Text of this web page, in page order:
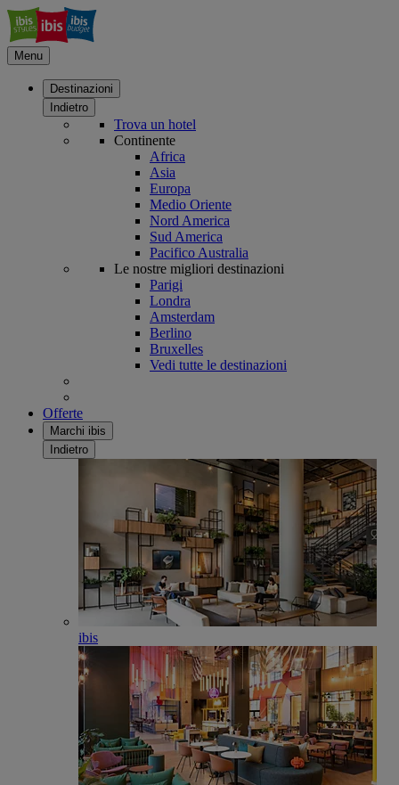
Menu
Destinazioni
Indietro
Trova un hotel
Continente
Africa
Asia
Europa
Medio Oriente
Nord America
Sud America
Pacifico Australia
Le nostre migliori destinazioni
Parigi
Londra
Amsterdam
Berlino
Bruxelles
Vedi tutte le destinazioni
Offerte
Marchi ibis
Indietro
ibis